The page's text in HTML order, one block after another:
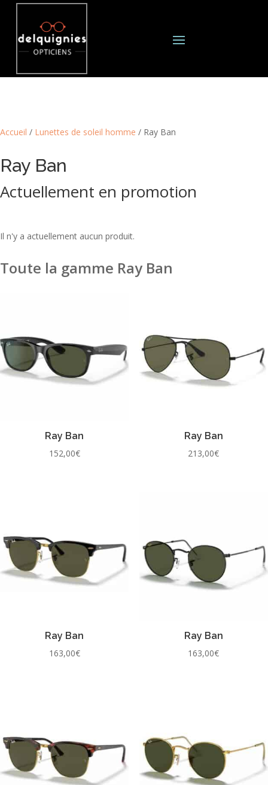
Accueil / Lunettes de soleil homme / Ray Ban
Ray Ban
Actuellement en promotion
Il n'y a actuellement aucun produit.
Toute la gamme Ray Ban
Ray Ban
152,00€
Ray Ban
213,00€
Ray Ban
163,00€
Ray Ban
163,00€